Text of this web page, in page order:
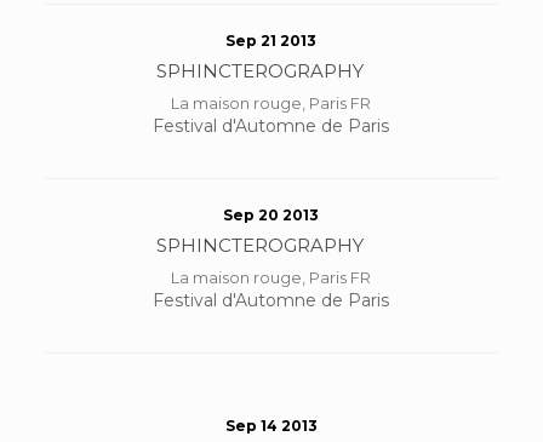
Sep 21 2013
SPHINCTEROGRAPHY
La maison rouge, Paris FR
Festival d'Automne de Paris
Sep 20 2013
SPHINCTEROGRAPHY
La maison rouge, Paris FR
Festival d'Automne de Paris
Sep 14 2013